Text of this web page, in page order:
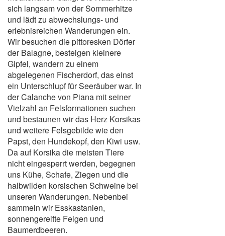
sich langsam von der Sommerhitze
und lädt zu abwechslungs- und
erlebnisreichen Wanderungen ein.
Wir besuchen die pittoresken Dörfer
der Balagne, besteigen kleinere
Gipfel, wandern zu einem
abgelegenen Fischerdorf, das einst
ein Unterschlupf für Seeräuber war. In
der Calanche von Piana mit seiner
Vielzahl an Felsformationen suchen
und bestaunen wir das Herz Korsikas
und weitere Felsgebilde wie den
Papst, den Hundekopf, den Kiwi usw.
Da auf Korsika die meisten Tiere
nicht eingesperrt werden, begegnen
uns Kühe, Schafe, Ziegen und die
halbwilden korsischen Schweine bei
unseren Wanderungen. Nebenbei
sammeln wir Esskastanien,
sonnengereifte Feigen und
Baumerdbeeren.